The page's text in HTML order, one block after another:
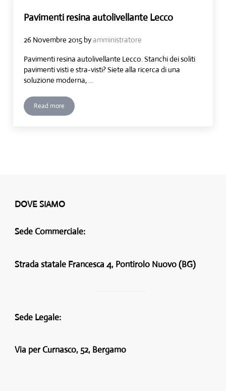
Pavimenti resina autolivellante Lecco
26 Novembre 2015 byamministratore
Pavimenti resina autolivellante Lecco. Stanchi dei soliti
pavimenti visti e stra-visti? Siete alla ricerca di una
soluzione moderna, …
Read morePavimenti resina autolivellante Lecco
DOVE SIAMO
Sede Commerciale:
Strada statale Francesca 4, Pontirolo Nuovo (BG)
Sede Legale:
Via per Curnasco, 52, Bergamo